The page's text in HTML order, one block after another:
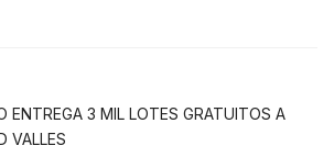
ENTREGA 3 MIL LOTES GRATUITOS A
VALLES